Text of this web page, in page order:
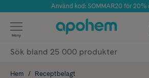
Årets Butik 2025 inom
Använd kod: SOMMAR20 för 20%
✓ Fri frakt
✓ Poäng på alla köp*
Meny
Hem Receptbelagt